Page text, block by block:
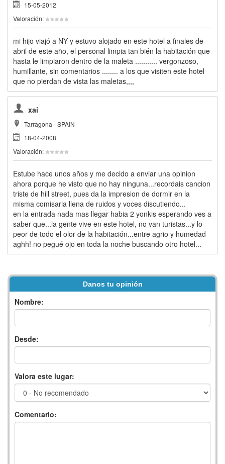
15-05-2012
Valoración:
mi hijo viajó a NY y estuvo alojado en este hotel a finales de
abril de este año, el personal limpia tan bién la habitación que
hasta le limpiaron dentro de la maleta ........... vergonzoso,
humillante, sin comentarios ........ a los que visiten este hotel
que no pierdan de vista las maletas,,,,
xai
Tarragona - SPAIN
18-04-2008
Valoración:
Estube hace unos años y me decido a enviar una opinion
ahora porque he visto que no hay ninguna...recordais cancion
triste de hill street, pues da la impresion de dormir en la
misma comisaria llena de ruidos y voces discutiendo...
en la entrada nada mas llegar habia 2 yonkis esperando ves a
saber que...la gente vive en este hotel, no van turistas...y lo
peor de todo el olor de la habitación...entre agrio y humedad
aghh! no pegué ojo en toda la noche buscando otro hotel...
Danos tu opinión
Nombre:
Desde:
Valora este lugar:
Comentario: